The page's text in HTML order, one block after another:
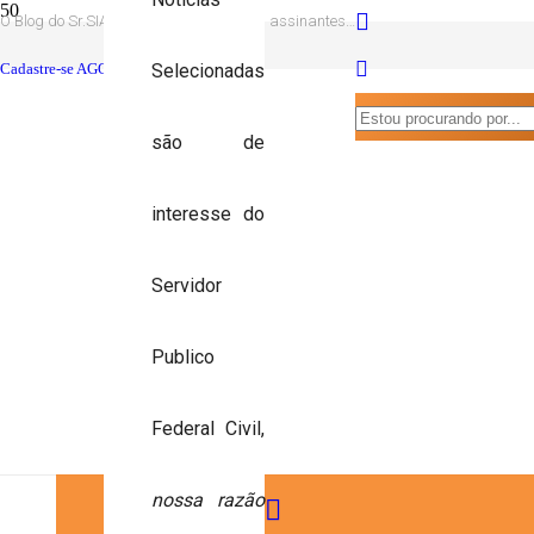
O Blog do Sr.SIAPE tem mais de 700 mil assinantes…
Cadastre-se AGORA você também!
Selecionadas
são de
interesse do
Servidor
Publico
Federal Civil,
nossa razão